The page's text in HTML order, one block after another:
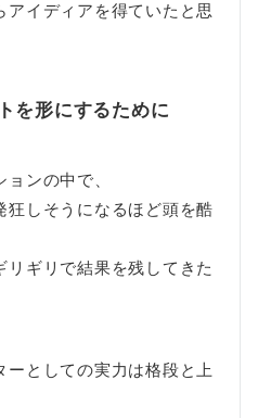
イディアを得ていたと思
を形にするために
ンの中で、
狂しそうになるほど頭を酷
ギリで結果を残してきた
ーとしての実力は格段と上